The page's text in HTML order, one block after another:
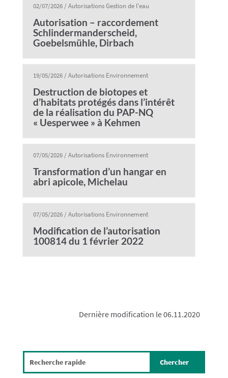
02/07/2026/Autorisations Gestion de l'eau
Autorisation – raccordement
Schlindermanderscheid,
Goebelsmühle, Dirbach
19/05/2026/Autorisations Environnement
Destruction de biotopes et
d’habitats protégés dans l’intérêt
de la réalisation du PAP-NQ
« Uesperwee » à Kehmen
07/05/2026/Autorisations Environnement
Transformation d’un hangar en
abri apicole, Michelau
07/05/2026/Autorisations Environnement
Modification de l’autorisation
100814 du 1 février 2022
Dernière modification le 06.11.2020